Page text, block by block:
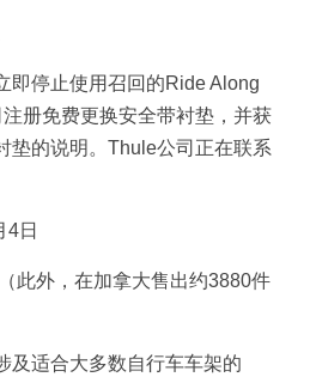
即停止使用召回的Ride Along
册免费更换安全带衬垫，并获
垫的说明。Thule公司正在联系
4日
此外，在加拿大售出约3880件
及适合大多数自行车车架的